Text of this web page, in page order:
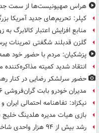
هراس صهیونیست‌ها از سمت
کپلر: تحریم‌های جدید آمریکا
منابع افزایش اعتبار کالابرگ
گلزن قدبلند شگفتی تمرینات
پزشکیان: مردم با حضور خود
انتقاد شدید کمیته مذاکره‌کننده میناب ۱۶۸ از
حضور سرلشکر رضایی در کنار
مدیران خودرو بابت گران‌فروشی ۲۶ خودرو محکوم شد
نیکزاد: تفاهنامه احتمالی
بازی هیات مدیره هلدینگ
رشد بیش از ۹۴ هزار واحدی شاخص کل بورس